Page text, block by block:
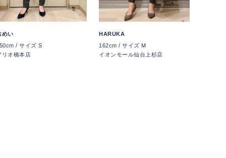
めい
/ サイズ S
リオ橋本店
HARUKA
162cm / サイズ M
イオンモール仙台上杉店